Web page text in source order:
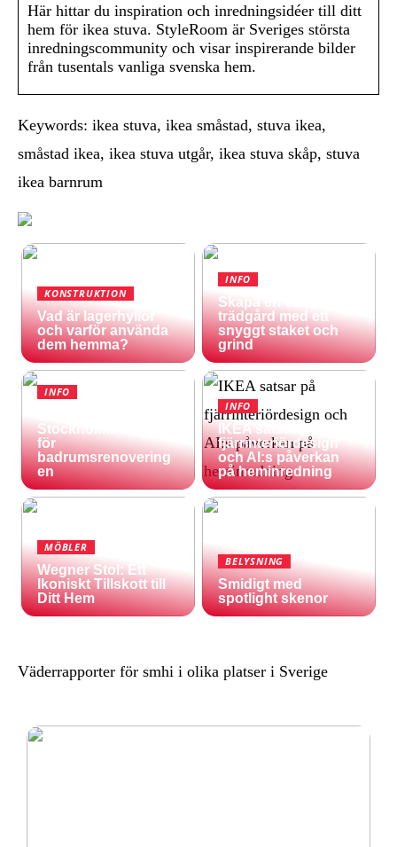
Här hittar du inspiration och inredningsidéer till ditt
hem för ikea stuva. StyleRoom är Sveriges största
inredningscommunity och visar inspirerande bilder
från tusentals vanliga svenska hem.
Keywords: ikea stuva, ikea småstad, stuva ikea,
småstad ikea, ikea stuva utgår, ikea stuva skåp, stuva
ikea barnrum
KONSTRUKTION
Vad är lagerhyllor
och varför använda
dem hemma?
INFO
Skapa en vacker
trädgård med ett
snyggt staket och
grind
INFO
Stockholms natur
för
badrumsrenovering
en
INFO
IKEA satsar på
fjärrinteriördesign
och AI:s påverkan
på heminredning
MÖBLER
Wegner Stol: Ett
Ikoniskt Tillskott till
Ditt Hem
BELYSNING
Smidigt med
spotlight skenor
Väderrapporter för smhi i olika platser i Sverige